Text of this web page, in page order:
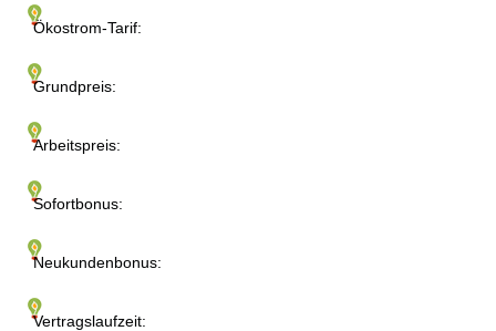
Ökostrom-Tarif:
Grundpreis:
Arbeitspreis:
Sofortbonus:
Neukundenbonus:
Vertragslaufzeit: